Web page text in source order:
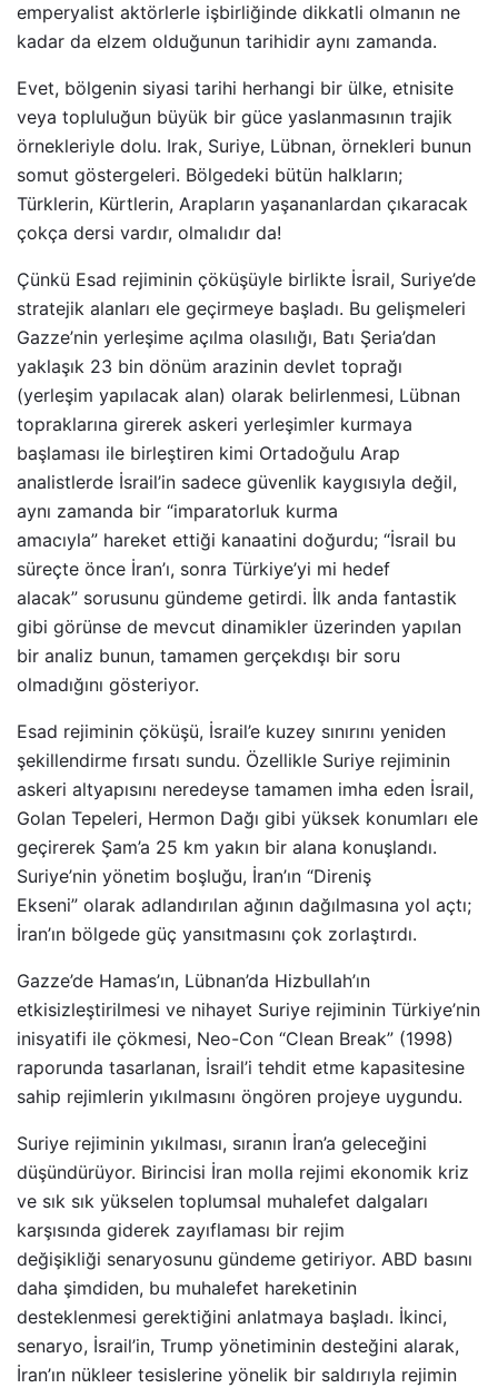
emperyalist aktörlerle işbirliğinde dikkatli olmanın ne
kadar da elzem olduğunun tarihidir aynı zamanda.
Evet, bölgenin siyasi tarihi herhangi bir ülke, etnisite
veya topluluğun büyük bir güce yaslanmasının trajik
örnekleriyle dolu. Irak, Suriye, Lübnan, örnekleri bunun
somut göstergeleri. Bölgedeki bütün halkların;
Türklerin, Kürtlerin, Arapların yaşananlardan çıkaracak
çokça dersi vardır, olmalıdır da!
Çünkü Esad rejiminin çöküşüyle birlikte İsrail, Suriye’de
stratejik alanları ele geçirmeye başladı. Bu gelişmeleri
Gazze’nin yerleşime açılma olasılığı, Batı Şeria’dan
yaklaşık 23 bin dönüm arazinin devlet toprağı
(yerleşim yapılacak alan) olarak belirlenmesi, Lübnan
topraklarına girerek askeri yerleşimler kurmaya
başlaması ile birleştiren kimi Ortadoğulu Arap
analistlerde İsrail’in sadece güvenlik kaygısıyla değil,
aynı zamanda bir “imparatorluk kurma
amacıyla” hareket ettiği kanaatini doğurdu; “İsrail bu
süreçte önce İran’ı, sonra Türkiye’yi mi hedef
alacak” sorusunu gündeme getirdi. İlk anda fantastik
gibi görünse de mevcut dinamikler üzerinden yapılan
bir analiz bunun, tamamen gerçekdışı bir soru
olmadığını gösteriyor.
Esad rejiminin çöküşü, İsrail’e kuzey sınırını yeniden
şekillendirme fırsatı sundu. Özellikle Suriye rejiminin
askeri altyapısını neredeyse tamamen imha eden İsrail,
Golan Tepeleri, Hermon Dağı gibi yüksek konumları ele
geçirerek Şam’a 25 km yakın bir alana konuşlandı.
Suriye’nin yönetim boşluğu, İran’ın “Direniş
Ekseni” olarak adlandırılan ağının dağılmasına yol açtı;
İran’ın bölgede güç yansıtmasını çok zorlaştırdı.
Gazze’de Hamas’ın, Lübnan’da Hizbullah’ın
etkisizleştirilmesi ve nihayet Suriye rejiminin Türkiye’nin
inisyatifi ile çökmesi, Neo-Con “Clean Break” (1998)
raporunda tasarlanan, İsrail’i tehdit etme kapasitesine
sahip rejimlerin yıkılmasını öngören projeye uygundu.
Suriye rejiminin yıkılması, sıranın İran’a geleceğini
düşündürüyor. Birincisi İran molla rejimi ekonomik kriz
ve sık sık yükselen toplumsal muhalefet dalgaları
karşısında giderek zayıflaması bir rejim
değişikliği senaryosunu gündeme getiriyor. ABD basını
daha şimdiden, bu muhalefet hareketinin
desteklenmesi gerektiğini anlatmaya başladı. İkinci,
senaryo, İsrail’in, Trump yönetiminin desteğini alarak,
İran’ın nükleer tesislerine yönelik bir saldırıyla rejimin